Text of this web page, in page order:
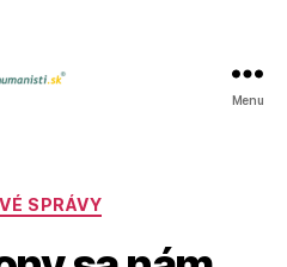
Menu
Kategórie
SPRÁVY